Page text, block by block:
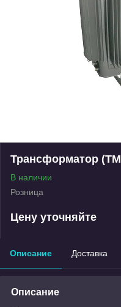
Трансформатор
В наличии
Розница
Цену уточняйте
Описание Доставка
Описание